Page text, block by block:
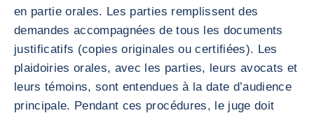
en partie orales. Les parties remplissent des
demandes accompagnées de tous les documents
justificatifs (copies originales ou certifiées). Les
plaidoiries orales, avec les parties, leurs avocats et
leurs témoins, sont entendues à la date d’audience
principale. Pendant ces procédures, le juge doit